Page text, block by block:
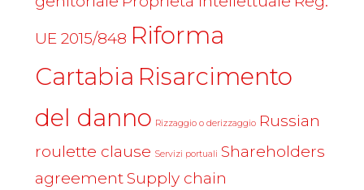
UE 2015/848 Riforma
Cartabia Risarcimento
del danno Rizzaggio o derizzaggio Russian
roulette clause Servizi portuali Shareholders
agreementSupply chain